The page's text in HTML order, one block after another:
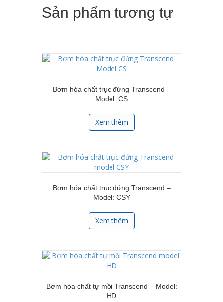
Sản phẩm tương tự
Bơm hóa chất trục đứng Transcend –
Model: CS
Xem thêm
Bơm hóa chất trục đứng Transcend –
Model: CSY
Xem thêm
Bơm hóa chất tự mồi Transcend – Model:
HD